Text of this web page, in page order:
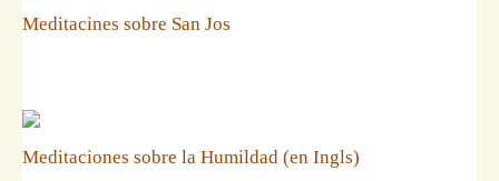
Meditacines sobre San Jos
Meditaciones sobre la Humildad (en Ingls)